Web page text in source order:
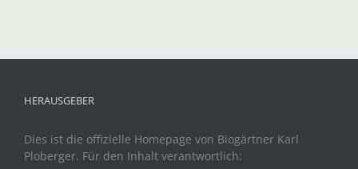
HERAUSGEBER
Dies ist die offizielle Homepage von Biogärtner Karl
Ploberger. Für den Inhalt verantwortlich: